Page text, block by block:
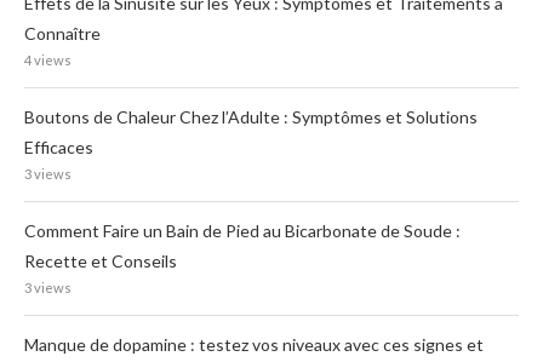
Connaître
4 views
Boutons de Chaleur Chez l’Adulte : Symptômes et Solutions
Efficaces
3 views
Comment Faire un Bain de Pied au Bicarbonate de Soude :
Recette et Conseils
3 views
Manque de dopamine : testez vos niveaux avec ces signes et